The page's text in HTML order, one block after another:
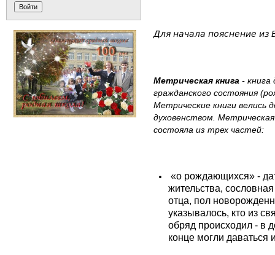
Для начала пояснение из
Метрическая книга - книга
гражданского состояния
Метрические книги велись
духовенством.
состояла из трех частей:
«о рождающихся» -
жительства,
отца, пол
указывалось, кто из
обряд происходил - в
конце могли даваться